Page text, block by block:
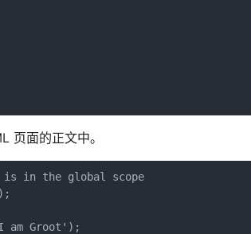
页面的正文中。
is in the global scope
am Groot');